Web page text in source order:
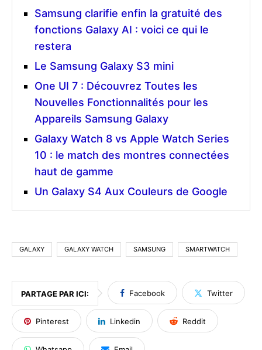
Samsung clarifie enfin la gratuité des
fonctions Galaxy AI : voici ce qui le
restera
Le Samsung Galaxy S3 mini
One UI 7 : Découvrez Toutes les
Nouvelles Fonctionnalités pour les
Appareils Samsung Galaxy
Galaxy Watch 8 vs Apple Watch Series
10 : le match des montres connectées
haut de gamme
Un Galaxy S4 Aux Couleurs de Google
GALAXY GALAXY WATCH SAMSUNG SMARTWATCH
PARTAGE PAR ICI: Facebook Twitter
Pinterest Linkedin Reddit